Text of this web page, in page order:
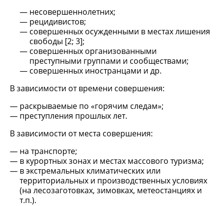
несовершеннолетних;
рецидивистов;
совершенных осужденными в местах лишения
свободы [2; 3];
совершенных организованными
преступными группами и сообществами;
совершенных иностранцами и др.
В зависимости от времени совершения:
раскрываемые по «горячим следам»;
преступления прошлых лет.
В зависимости от места совершения:
на транспорте;
в курортных зонах и местах массового туризма;
в экстремальных климатических или
территориальных и производственных условиях
(на лесозаготовках, зимовках, метеостанциях и
т.п.).